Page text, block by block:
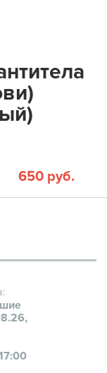
650 руб.